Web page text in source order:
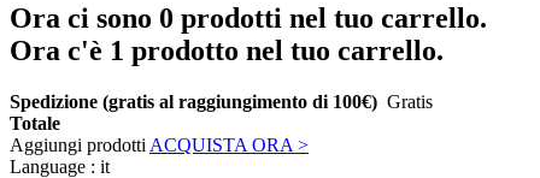
Ora ci sono 0 prodotti nel tuo carrello.
Ora c'è 1 prodotto nel tuo carrello.
Spedizione (gratis al raggiungimento di 100€) Gratis
Totale
Aggiungi prodotti ACQUISTA ORA >
Language : it